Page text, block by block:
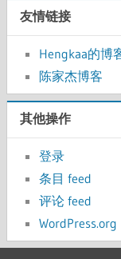
友情链接
Hengkaa的博
陈家杰博客
其他操作
登录
条目 feed
评论 feed
WordPress.org